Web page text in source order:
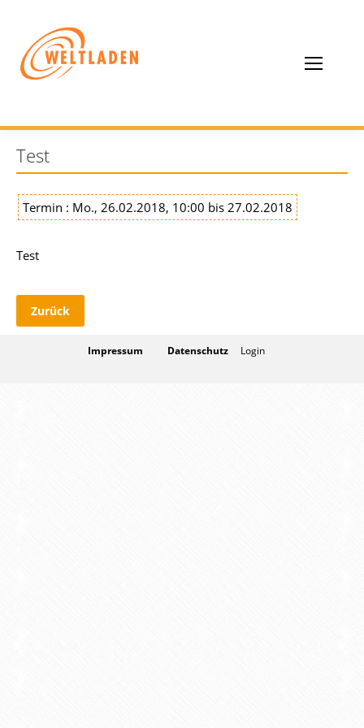
Test
Termin : Mo., 26.02.2018, 10:00 bis 27.02.2018
Test
Zurück
Impressum Datenschutz Login